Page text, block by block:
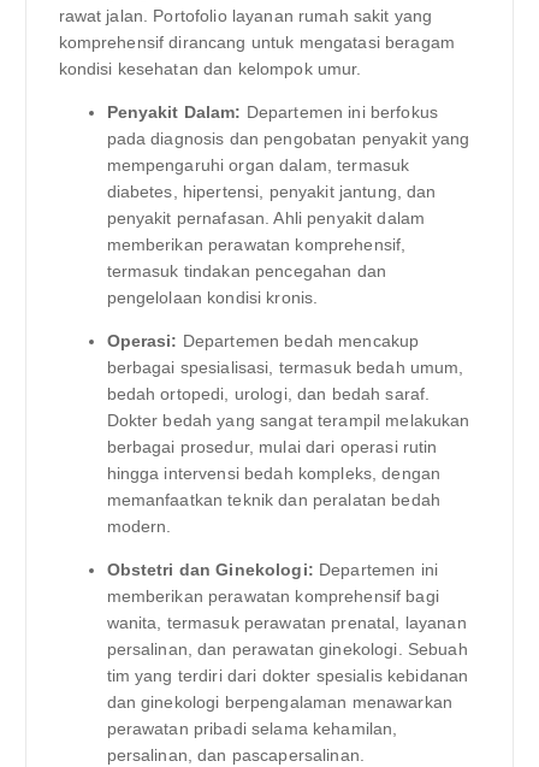
rawat jalan. Portofolio layanan rumah sakit yang
komprehensif dirancang untuk mengatasi beragam
kondisi kesehatan dan kelompok umur.
Penyakit Dalam: Departemen ini berfokus
pada diagnosis dan pengobatan penyakit yang
mempengaruhi organ dalam, termasuk
diabetes, hipertensi, penyakit jantung, dan
penyakit pernafasan. Ahli penyakit dalam
memberikan perawatan komprehensif,
termasuk tindakan pencegahan dan
pengelolaan kondisi kronis.
Operasi: Departemen bedah mencakup
berbagai spesialisasi, termasuk bedah umum,
bedah ortopedi, urologi, dan bedah saraf.
Dokter bedah yang sangat terampil melakukan
berbagai prosedur, mulai dari operasi rutin
hingga intervensi bedah kompleks, dengan
memanfaatkan teknik dan peralatan bedah
modern.
Obstetri dan Ginekologi: Departemen ini
memberikan perawatan komprehensif bagi
wanita, termasuk perawatan prenatal, layanan
persalinan, dan perawatan ginekologi. Sebuah
tim yang terdiri dari dokter spesialis kebidanan
dan ginekologi berpengalaman menawarkan
perawatan pribadi selama kehamilan,
persalinan, dan pascapersalinan.